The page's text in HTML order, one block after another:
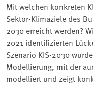
Mit welchen konkreten
Sektor-Klimaziele des
2030 erreicht werden?
2021 identifizierten
Szenario KIS-2030
Modellierung, mit der
modelliert und zeigt